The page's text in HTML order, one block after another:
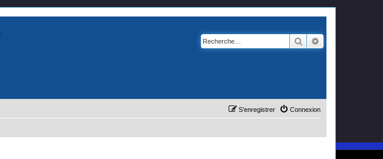
Rechercher
Connexion
S’enregistrer